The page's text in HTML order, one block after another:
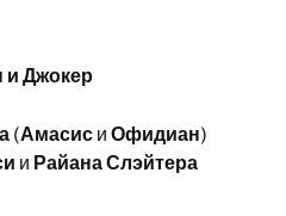
и Джокер
(Амасиси Офидиан)
и Райана Слэйтера